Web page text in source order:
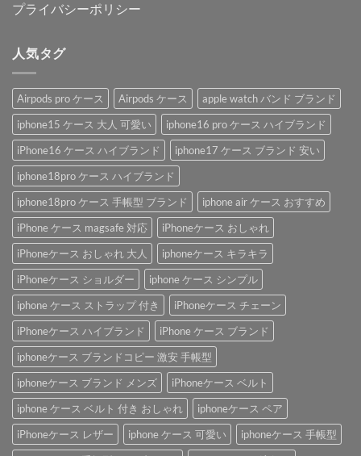
プライバシーポリシー
人気タグ
Airpods pro ケース Airpods ケース
apple watch バンド ブランド
iphone15 ケース 大人 可愛い
iphone16 pro ケース ハイブランド
iPhone16 ケース ハイブランド
iphone17 ケース ブランド 安い
iphone18pro ケース ハイブランド
iphone18pro ケース 手帳型 ブランド
iphone air ケース おすすめ
iPhone ケース magsafe 対応
iPhoneケース おしゃれ
iPhoneケース おしゃれ 大人
iphoneケース キラキラ
iPhoneケース ショルダー
iphone ケース シンプル
iphone ケース ストラップ 付き
iPhoneケース チェーン
iPhoneケース ハイブランド
iPhone ケース ブランド
iphoneケース ブランドコピー 激安 手帳型
iphoneケース ブランド メンズ
iPhoneケース ベルト
iphone ケース ベルト 付き おしゃれ
iphoneケース ペア
iPhoneケース レザー
iphone ケース 可愛い
iphoneケース 手帳型